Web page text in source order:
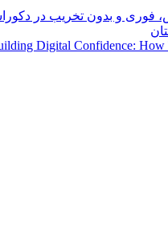
فوری و بدون تخریب در
Digital Confidence: How